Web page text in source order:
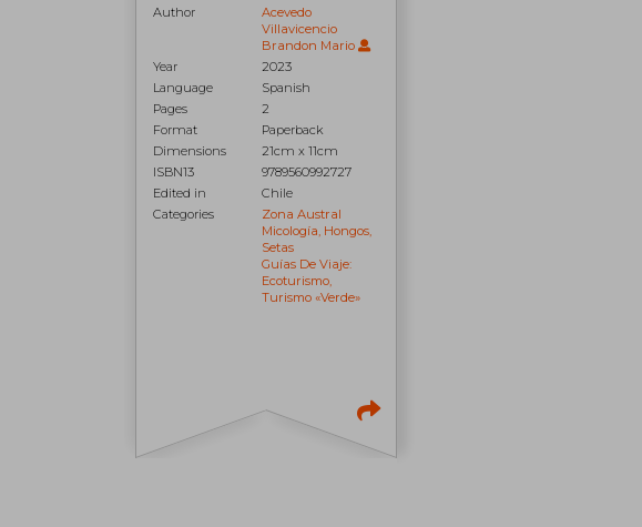
Author
Acevedo
Villavicencio
Brandon Mario
Year
2023
Language
Spanish
Pages
2
Format
Paperback
Dimensions
21cm x 11cm
ISBN13
9789560992727
Edited in
Chile
Categories
Zona Austral
Micología, Hongos,
Setas
Guías De Viaje:
Ecoturismo,
Turismo «verde»